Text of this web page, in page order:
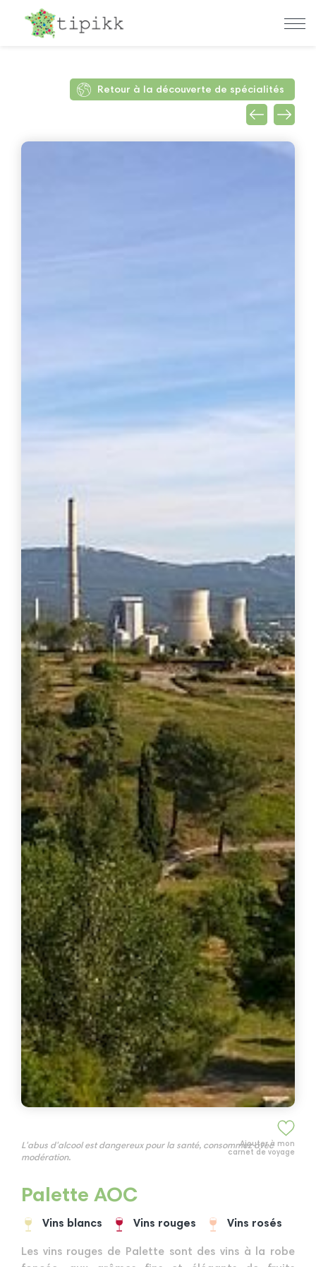
Retour à la découverte de spécialités
Ajouter à mon
carnet de voyage
L'abus d'alcool est dangereux pour la santé, consommez avec
modération.
Palette AOC
Vins blancs Vins rouges Vins rosés
Les vins rouges de Palette sont des vins à la robe